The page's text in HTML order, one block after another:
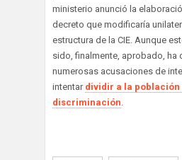
ministerio anunció la
decreto que modificaría
estructura de la CIE. Aunque
sido, finalmente, aprobado, ha
numerosas acusaciones de
intentar dividir a la población
discriminación.